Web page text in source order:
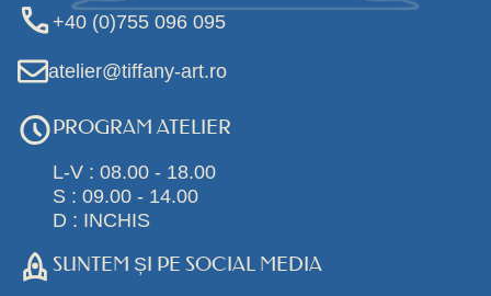
+40 (0)755 096 095
atelier@tiffany-art.ro
PROGRAM ATELIER
L-V : 08.00 - 18.00
S : 09.00 - 14.00
D : INCHIS
SUNTEM ȘI PE SOCIAL MEDIA